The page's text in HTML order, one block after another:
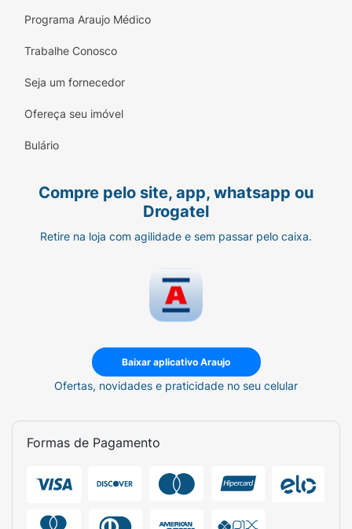
Programa Araujo Médico
Trabalhe Conosco
Seja um fornecedor
Ofereça seu imóvel
Bulário
Compre pelo site, app, whatsapp ou
Drogatel
Retire na loja com agilidade e sem passar pelo caixa.
Baixar aplicativo Araujo
Ofertas, novidades e praticidade no seu celular
Formas de Pagamento